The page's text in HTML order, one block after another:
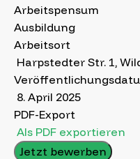
Arbeitspensum
Ausbildung
Arbeitsort
Harpstedter Str. 1,
8. April 2025
PDF-Export
Als PDF exportieren
Jetzt bewerben